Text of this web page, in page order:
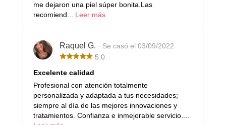
me dejaron una piel súper bonita.Las
recomiend... Leer más
Raquel G. · Se casó el 03/09/2022
5.0
Excelente calidad
Profesional con atención totalmente
personalizada y adaptada a tus necesidades;
siempre al día de las mejores innovaciones y
tratamientos. Confianza e inmejorable servicio....